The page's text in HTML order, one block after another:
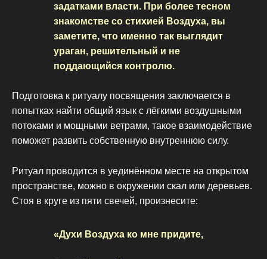
задатками власти. При более тесном
знакомстве со стихией Воздуха, вы
заметите, что именно так выглядит
ураган, решительный и не
поддающийся контролю.
Подготовка к ритуалу посвящения заключается в
попытках найти общий язык с лёгкими воздушными
потоками и мощными ветрами, такое взаимодействие
поможет развить собственную внутреннюю силу.
Ритуал проводится в уединённом месте на открытом
пространстве, можно в окружении скал или деревьев.
Стоя в круге из пяти свечей, произнесите:
«Духи Воздуха ко мне придите,